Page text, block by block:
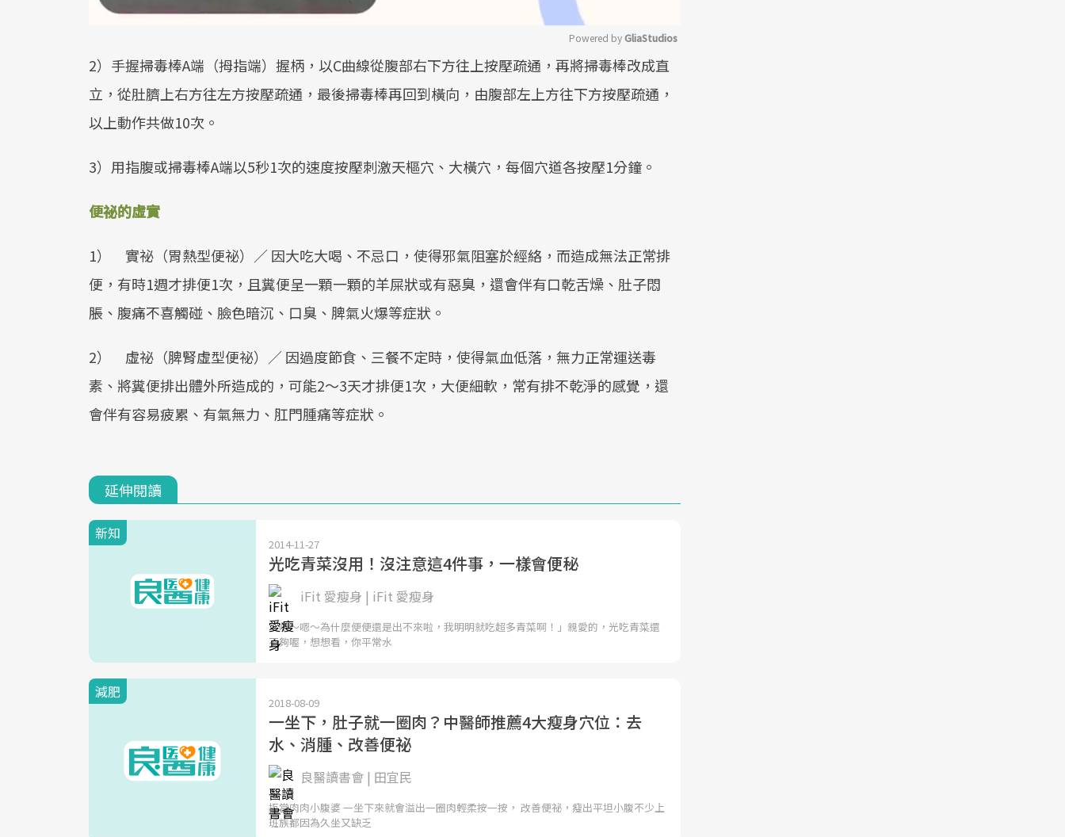
Mute
Powered by GliaStudios
2）手握掃毒棒A端（拇指端）握柄，以C曲線從腹部右下方往上按壓疏通，再將掃毒棒改成直
立，從肚臍上右方往左方按壓疏通，最後掃毒棒再回到橫向，由腹部左上方往下方按壓疏通，
以上動作共做10次。
3）用指腹或掃毒棒A端以5秒1次的速度按壓刺激天樞穴、大橫穴，每個穴道各按壓1分鐘。
便祕的虛實
1） 實祕（胃熱型便祕）／ 因大吃大喝、不忌口，使得邪氣阻塞於經絡，而造成無法正常排
便，有時1週才排便1次，且糞便呈一顆一顆的羊屎狀或有惡臭，還會伴有口乾舌燥、肚子悶
脹、腹痛不喜觸碰、臉色暗沉、口臭、脾氣火爆等症狀。
2） 虛祕（脾腎虛型便祕）／ 因過度節食、三餐不定時，使得氣血低落，無力正常運送毒
素、將糞便排出體外所造成的，可能2～3天才排便1次，大便細軟，常有排不乾淨的感覺，還
會伴有容易疲累、有氣無力、肛門腫痛等症狀。
延伸閱讀
新知
2014-11-27
光吃青菜沒用！沒注意這4件事，一樣會便秘
iFit 愛瘦身 | iFit 愛瘦身
「嗯～嗯～為什麼便便還是出不來啦，我明明就吃超多青菜啊！」親愛的，光吃青菜還
不夠喔，想想看，你平常水
減肥
2018-08-09
一坐下，肚子就一圈肉？中醫師推薦4大瘦身穴位：去
水、消腫、改善便祕
良醫讀書會 | 田宜民
拒當肉肉小腹婆 一坐下來就會溢出一圈肉輕柔按一按， 改善便祕，瘦出平坦小腹不少上
班族都因為久坐又缺乏